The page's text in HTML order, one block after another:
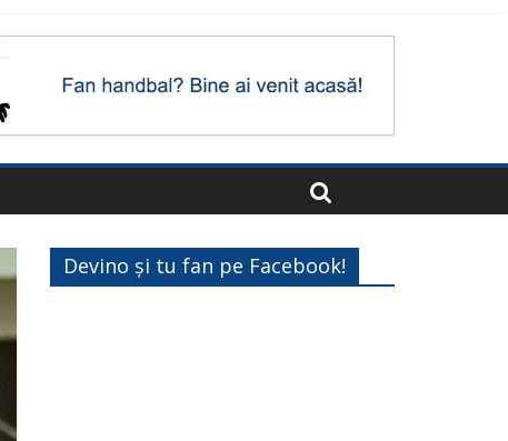
Devino și tu fan pe Facebook!